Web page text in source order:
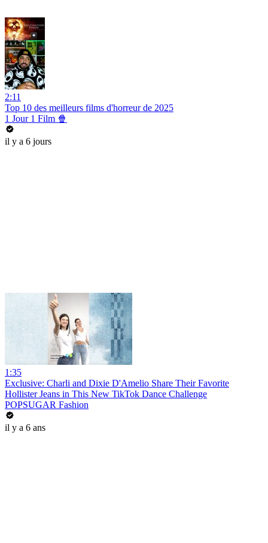
2:11
Top 10 des meilleurs films d'horreur de 2025
1 Jour 1 Film 🍿
il y a 6 jours
1:35
Exclusive: Charli and Dixie D'Amelio Share Their Favorite
Hollister Jeans in This New TikTok Dance Challenge
POPSUGAR Fashion
il y a 6 ans